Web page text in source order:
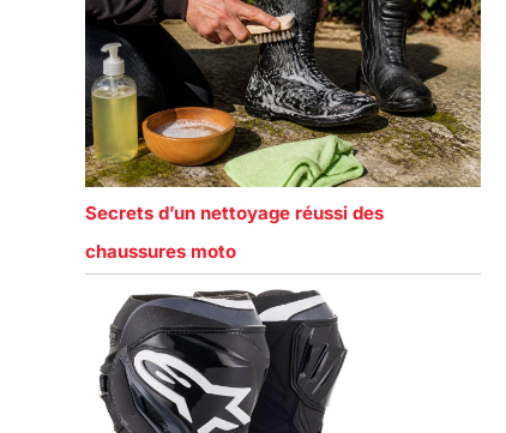
Secrets d’un nettoyage réussi des
chaussures moto